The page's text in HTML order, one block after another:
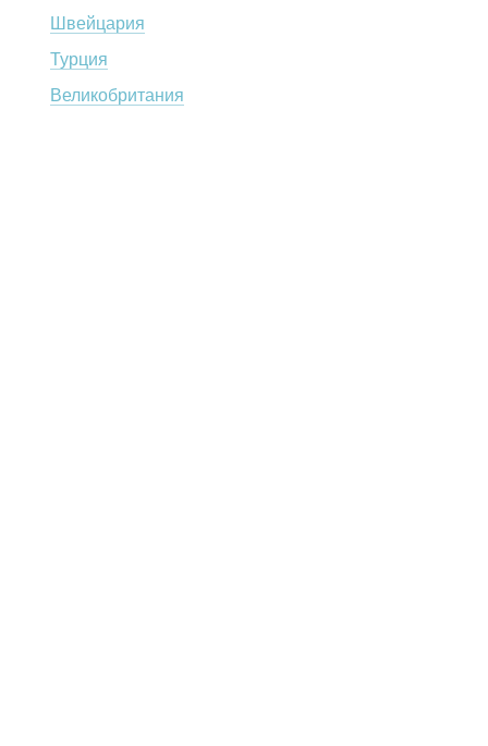
Швейцария
Турция
Великобритания